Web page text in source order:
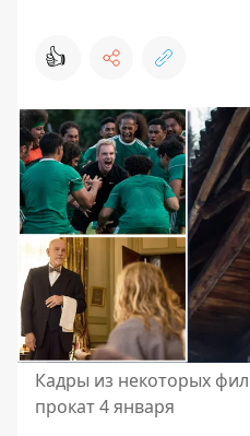
👍
Кадры из некоторых
прокат 4 января